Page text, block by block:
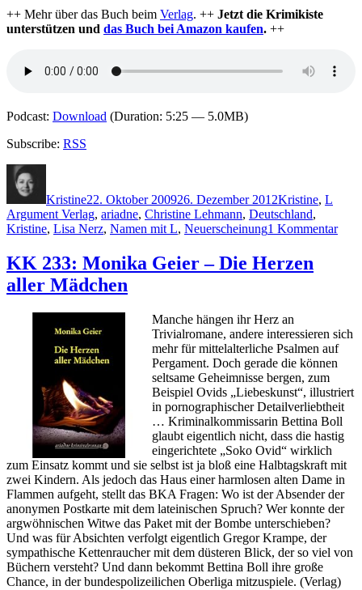
++ Mehr über das Buch beim Verlag. ++ Jetzt die Krimikiste
unterstützen und das Buch bei Amazon kaufen. ++
Podcast: Download (Duration: 5:25 — 5.0MB)
Subscribe: RSS
Kristine22. Oktober 200926. Dezember 2012Kristine, L
Argument Verlag, ariadne, Christine Lehmann, Deutschland,
Kristine, Lisa Nerz, Namen mit L, Neuerscheinung1 Kommentarzu
KK 233: Monika Geier – Die Herzen
aller Mädchen
Manche hängen ihr Herz an
Trivialromane, andere interessieren sich
mehr für mittelalterliche Psalmen auf
Pergament. Doch gerade die können
seltsame Geheimnisse bergen, zum
Beispiel Ovids „Liebeskunst“, illustriert
in pornographischer Detailverliebtheit
… Kriminalkommissarin Bettina Boll
glaubt eigentlich nicht, dass die hastig
eingerichtete „Soko Ovid“ wirklich
zum Einsatz kommt und sie selbst ist ja bloß eine Halbtagskraft mit
zwei Kindern. Als jedoch das Haus einer harmlosen alten Dame in
Flammen aufgeht, stellt das BKA Fragen: Wo ist der Absender der
anonymen Postkarte mit dem lateinischen Spruch? Wer konnte der
argwöhnischen Witwe das Paket mit der Bombe unterschieben?
Und was für Absichten verfolgt eigentlich Gregor Krampe, der
sympathische Kettenraucher mit dem düsteren Blick, der so viel von
Büchern versteht? Und dann bekommt Bettina Boll ihre große
Chance, in der bundespolizeilichen Oberliga mitzuspiele. (Verlag)